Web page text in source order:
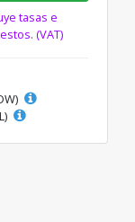
tasas e
(VAT)